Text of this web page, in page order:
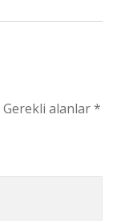
Gerekli alanlar*